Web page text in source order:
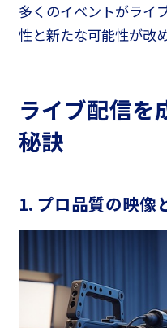
多くのイベントがライ
性と新たな可能性が改
ライブ配信を
秘訣
1. プロ品質の映像